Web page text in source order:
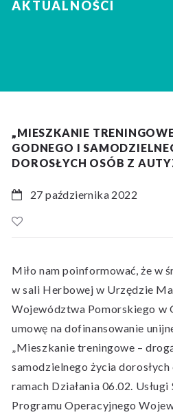
AKTUALNOŚCI
„MIESZKANIE
GODNEGO I
DOROSŁYCH OSÓB Z
27 października 2022
Miło nam poinformować, że w
w sali Herbowej w Urzędzie
Województwa Pomorskiego w
umowę na dofinansowanie
„Mieszkanie treningowe –
samodzielnego życia
ramach Działania 06.02. Usługi
Programu Operacyjnego